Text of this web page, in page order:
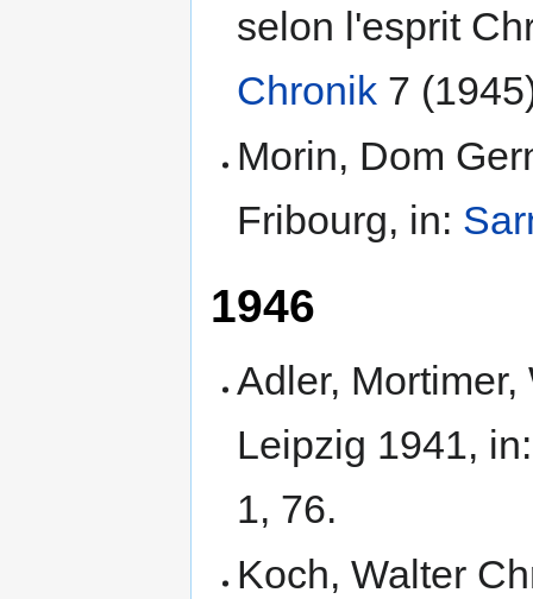
selon l'esprit
Chronik 7
Morin, Dom
Fribourg, in:
1946
Adler,
Leipzig 1941,
1, 76.
Koch, Walter